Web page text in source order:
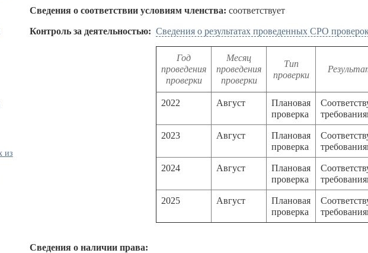
из
Сведения о соответствии условиям членства: соответствует
Контроль за деятельностью: Сведения о результатах проведенных СРО
Год
проведения
проверки
Месяц
проведения
проверки
Тип
проверки
2022
Август
Плановая
проверка
2023 Август
Плановая
проверка
2024 Август
Плановая
проверка
2025 Август
Плановая
проверка
Сведения о наличии права: